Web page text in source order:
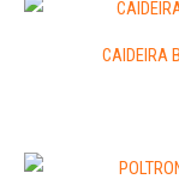
CAIDEIRA